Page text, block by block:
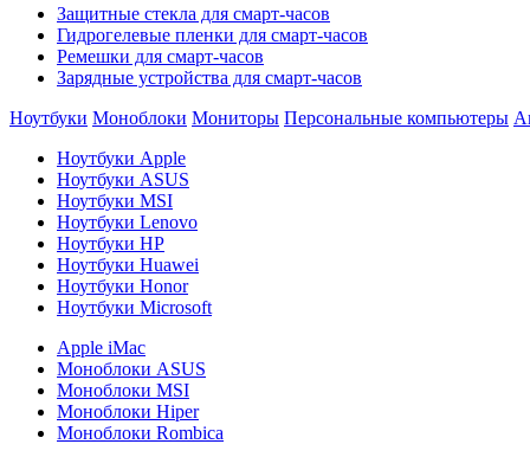
Защитные стекла для смарт-часов
Гидрогелевые пленки для смарт-часов
Ремешки для смарт-часов
Зарядные устройства для смарт-часов
Ноутбуки Моноблоки Мониторы Персональные компьютеры
Ноутбуки Apple
Ноутбуки ASUS
Ноутбуки MSI
Ноутбуки Lenovo
Ноутбуки HP
Ноутбуки Huawei
Ноутбуки Honor
Ноутбуки Microsoft
Apple iMac
Моноблоки ASUS
Моноблоки MSI
Моноблоки Hiper
Моноблоки Rombica